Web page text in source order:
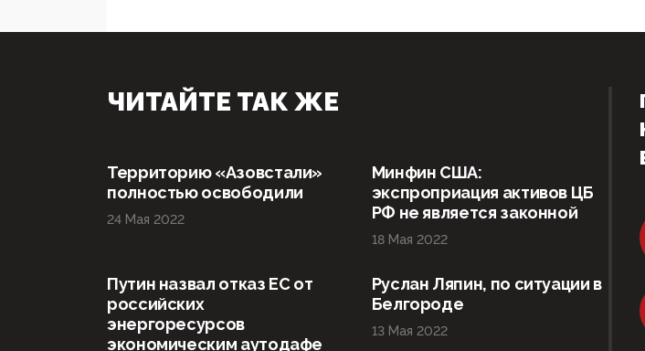
ЧИТАЙТЕ ТАК ЖЕ
Территорию «Азовстали»
полностью освободили
24 Мая 2022
Минфин США:
экспроприация активов ЦБ
РФ не является законной
18 Мая 2022
Путин назвал отказ ЕС от
российских
энергоресурсов
экономическим аутодафе
Руслан Ляпин, по ситуации в
Белгороде
13 Мая 2022